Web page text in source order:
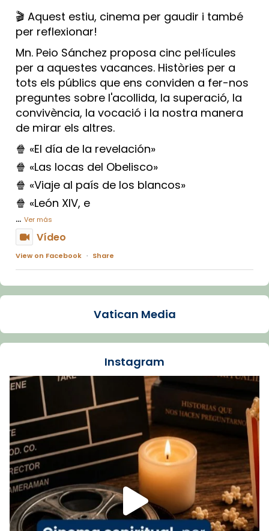
🎬 Aquest estiu, cinema per gaudir i també
per reflexionar!
Mn. Peio Sánchez proposa cinc pel·lícules
per a aquestes vacances. Històries per a
tots els públics que ens conviden a fer-nos
preguntes sobre l'acollida, la superació, la
convivència, la vocació i la nostra manera
de mirar els altres.
🍿 «El día de la revelación»
🍿 «Las locas del Obelisco»
🍿 «Viaje al país de los blancos»
🍿 «León XIV, e
... Ver más
Vídeo
View on Facebook · Share
Arquebisbat de Barcelona
La Carmina va patir depressió. Fa gairebé
dos mesos, a l'Estadi Lluís Companys, la
Recupera l'entrevista comp
Vatican
tican News 👇
www.vaticannews.va/es/iglesia/news/2026-
07/carmina-historia-depresion-papa-viaje-
espana-testimoni...
Foto
View on Facebook · Share
Arquebisbat de Barcelona
Vatican Media
Instagram